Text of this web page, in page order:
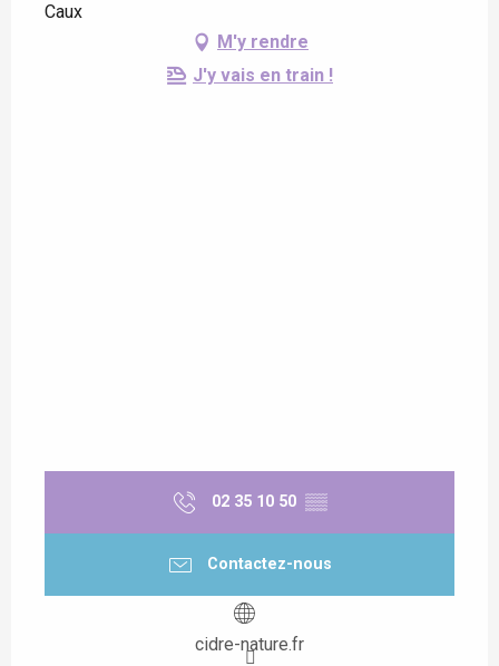
Caux
M'y rendre
J'y vais en train !
02 35 10 50 ▒▒
Contactez-nous
cidre-nature.fr